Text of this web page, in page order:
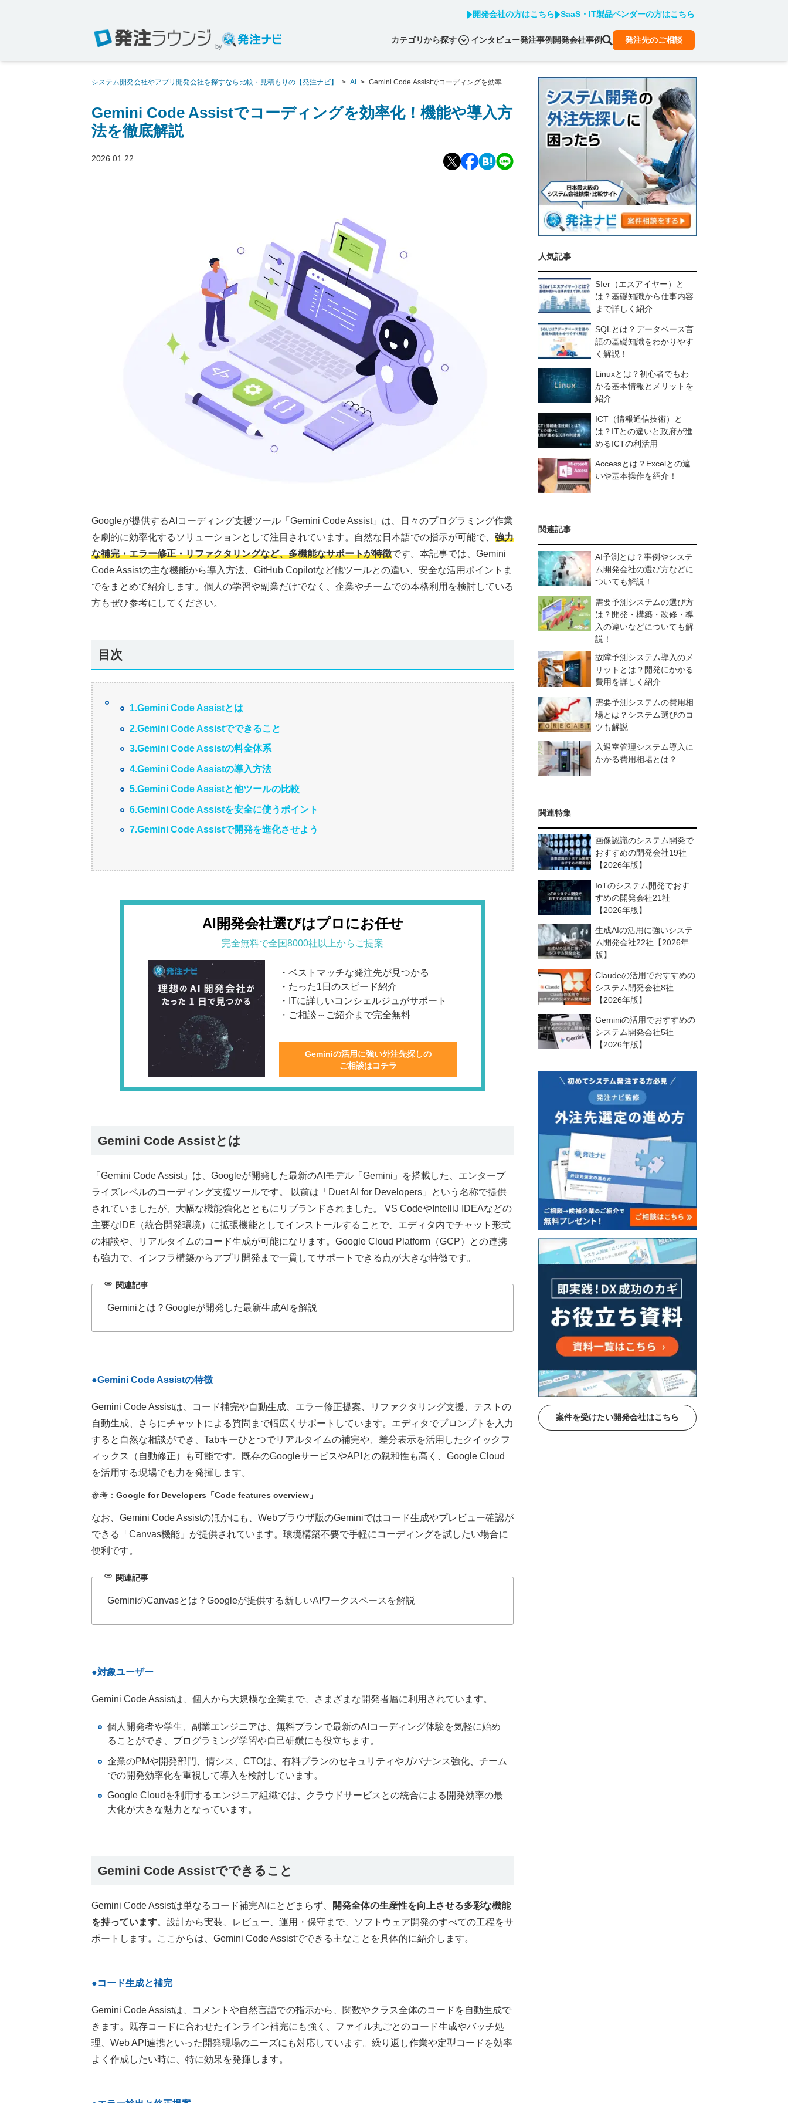
開発会社の方はこちら SaaS・IT製品ベンダーの方はこちら
by
カテゴリから探す インタビュー発注事例 開発会社事例 発注先のご相談
システム開発会社やアプリ開発会社を探すなら比較・見積もりの【発注ナビ】 > AI > Gemini Code Assistでコーディングを効率
Gemini Code Assistでコーディングを効率化！機能や導入方
法を徹底解説
2026.01.22
Googleが提供するAIコーディング支援ツール「Gemini Code Assist」は、日々のプログラミング作業
を劇的に効率化するソリューションとして注目されています。自然な日本語での指示が可能で、 強力
な補完・エラー修正・リファクタリングなど、多機能なサポートが特徴です。本記事では、Gemini
Code Assistの主な機能から導入方法、GitHub Copilotなど他ツールとの違い、安全な活用ポイントま
でをまとめて紹介します。個人の学習や副業だけでなく、企業やチームでの本格利用を検討している
方もぜひ参考にしてください。
目次
1.Gemini Code Assistとは
2.Gemini Code Assistでできること
3.Gemini Code Assistの料金体系
4.Gemini Code Assistの導入方法
5.Gemini Code Assistと他ツールの比較
6.Gemini Code Assistを安全に使うポイント
7.Gemini Code Assistで開発を進化させよう
AI開発会社選びはプロにお任せ
完全無料で全国8000社以上からご提案
・ベストマッチな発注先が見つかる
・たった1日のスピード紹介
・ITに詳しいコンシェルジュがサポート
・ご相談～ご紹介まで完全無料
Geminiの活用に強い外注先探しの
ご相談はコチラ
Gemini Code Assistとは
「Gemini Code Assist」は、Googleが開発した最新のAIモデル「Gemini」を搭載した、エンタープ
ライズレベルのコーディング支援ツールです。 以前は「Duet AI for Developers」という名称で提供
されていましたが、大幅な機能強化とともにリブランドされました。 VS CodeやIntelliJ IDEAなどの
主要なIDE（統合開発環境）に拡張機能としてインストールすることで、エディタ内でチャット形式
の相談や、リアルタイムのコード生成が可能になります。Google Cloud Platform（GCP）との連携
も強力で、インフラ構築からアプリ開発まで一貫してサポートできる点が大きな特徴です。
link 関連記事
Geminiとは？Googleが開発した最新生成AIを解説
●Gemini Code Assistの特徴
Gemini Code Assistは、コード補完や自動生成、エラー修正提案、リファクタリング支援、テストの
自動生成、さらにチャットによる質問まで幅広くサポートしています。エディタでプロンプトを入力
すると自然な相談ができ、Tabキーひとつでリアルタイムの補完や、差分表示を活用したクイックフ
ィックス（自動修正）も可能です。既存のGoogleサービスやAPIとの親和性も高く、Google Cloud
を活用する現場でも力を発揮します。
参考： Google for Developers「Code features overview」
なお、Gemini Code Assistのほかにも、Webブラウザ版のGeminiではコード生成やプレビュー確認が
できる「Canvas機能」が提供されています。環境構築不要で手軽にコーディングを試したい場合に
便利です。
link 関連記事
GeminiのCanvasとは？Googleが提供する新しいAIワークスペースを解説
●対象ユーザー
Gemini Code Assistは、個人から大規模な企業まで、さまざまな開発者層に利用されています。
個人開発者や学生、副業エンジニアは、無料プランで最新のAIコーディング体験を気軽に始め
ることができ、プログラミング学習や自己研鑽にも役立ちます。
企業のPMや開発部門、情シス、CTOは、有料プランのセキュリティやガバナンス強化、チーム
での開発効率化を重視して導入を検討しています。
Google Cloudを利用するエンジニア組織では、クラウドサービスとの統合による開発効率の最
大化が大きな魅力となっています。
Gemini Code Assistでできること
Gemini Code Assistは単なるコード補完AIにとどまらず、
開発全体の生産性を向上させる多彩な機能
を持っています。設計から実装、レビュー、運用・保守まで、ソフトウェア開発のすべての工程をサ
ポートします。ここからは、Gemini Code Assistでできる主なことを具体的に紹介します。
●コード生成と補完
Gemini Code Assistは、コメントや自然言語での指示から、関数やクラス全体のコードを自動生成で
きます。既存コードに合わせたインライン補完にも強く、ファイル丸ごとのコード生成やバッチ処
理、Web API連携といった開発現場のニーズにも対応しています。繰り返し作業や定型コードを効率
よく作成したい時に、特に効果を発揮します。
人気記事
SIer（エスアイヤー）と
は？基礎知識から仕事内容
まで詳しく紹介
SQLとは？データベース言
語の基礎知識をわかりやす
く解説！
Linuxとは？初心者でもわ
かる基本情報とメリットを
紹介
ICT（情報通信技術）と
は？ITとの違いと政府が進
めるICTの利活用
Accessとは？Excelとの違
いや基本操作を紹介！
関連記事
AI予測とは？事例やシステ
ム開発会社の選び方などに
ついても解説！
需要予測システムの選び方
は？開発・構築・改修・導
入の違いなどについても解
説！
故障予測システム導入のメ
リットとは？開発にかかる
費用を詳しく紹介
需要予測システムの費用相
場とは？システム選びのコ
ツも解説
入退室管理システム導入に
かかる費用相場とは？
関連特集
画像認識のシステム開発で
おすすめの開発会社19社
【2026年版】
IoTのシステム開発でおす
すめの開発会社21社
【2026年版】
生成AIの活用に強いシステ
ム開発会社22社【2026年
版】
Claudeの活用でおすすめの
システム開発会社8社
【2026年版】
Geminiの活用でおすすめの
システム開発会社5社
【2026年版】
案件を受けたい開発会社はこちら